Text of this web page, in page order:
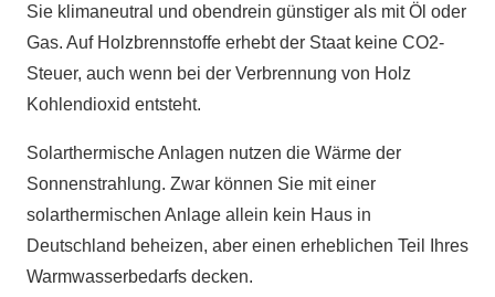
Sie klimaneutral und obendrein günstiger als mit Öl oder
Gas. Auf Holzbrennstoffe erhebt der Staat keine CO2-
Steuer, auch wenn bei der Verbrennung von Holz
Kohlendioxid entsteht.
Solarthermische Anlagen nutzen die Wärme der
Sonnenstrahlung. Zwar können Sie mit einer
solarthermischen Anlage allein kein Haus in
Deutschland beheizen, aber einen erheblichen Teil Ihres
Warmwasserbedarfs decken.